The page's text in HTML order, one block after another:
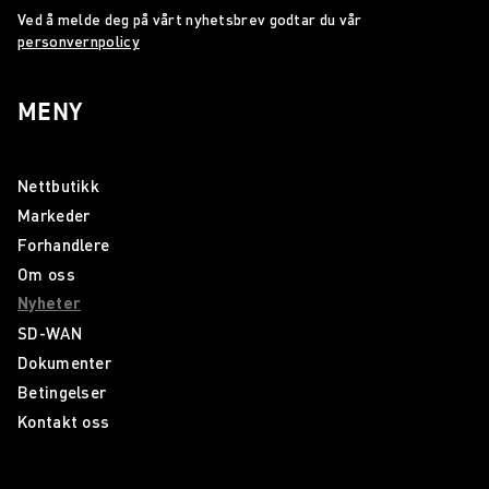
Ved å melde deg på vårt nyhetsbrev godtar du vår
personvernpolicy
MENY
Nettbutikk
Markeder
Forhandlere
Om oss
Nyheter
SD-WAN
Dokumenter
Betingelser
Kontakt oss